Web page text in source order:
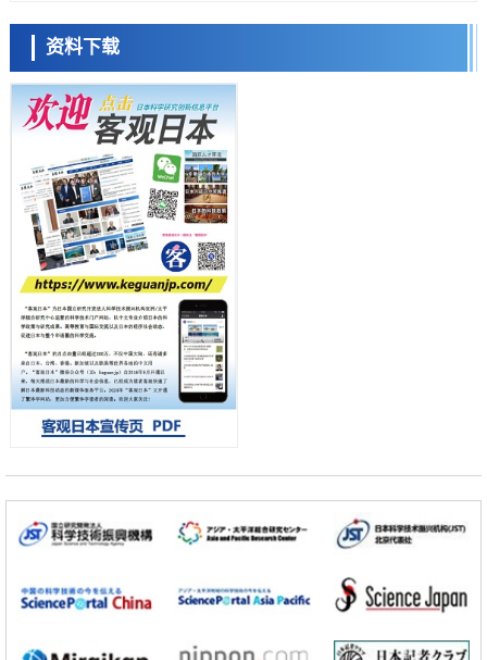
夜景也能清晰呈现在纸上——日本“铁路摄影迷”教授研发新技术
科学研究
【JST事业成果】开发低成本与低功耗的新型AI处理器
科学研究
东海大与东北大阐明炎症迁延的生理机制， PAI-1抑制有望应用于炎症
性疾病及组织再生治疗
科学研究
理研发现产生调节性T细胞的细胞操作方法，或可抑制对外来抗原的过
度免疫应答
政策
日本企业的研发投资应转向新技术领域——大和综研呼吁摆脱“中等技术
国家陷阱”
科学研究
【JST事业成果】开发将激光加工速度提高100万倍的新技术
经济・社会
【AI法下篇】如何应对AI的不可控性——中央大学平野晋教授专访
科学研究
大阪大学开发基于水氢键网络的温度预测新方法，AI从分子排列信息中
高精度解读
经济・社会
授专访
科学研究
制，有望用于开发阿尔茨海默病等疾病疗法
日本科学未来馆 科学交
流员
小岩井忠道 泷川 进
资料下载